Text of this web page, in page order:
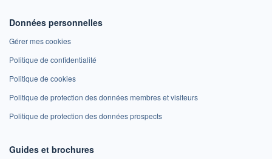
Données personnelles
Gérer mes cookies
Politique de confidentialité
Politique de cookies
Politique de protection des données membres et visiteurs
Politique de protection des données prospects
Guides et brochures